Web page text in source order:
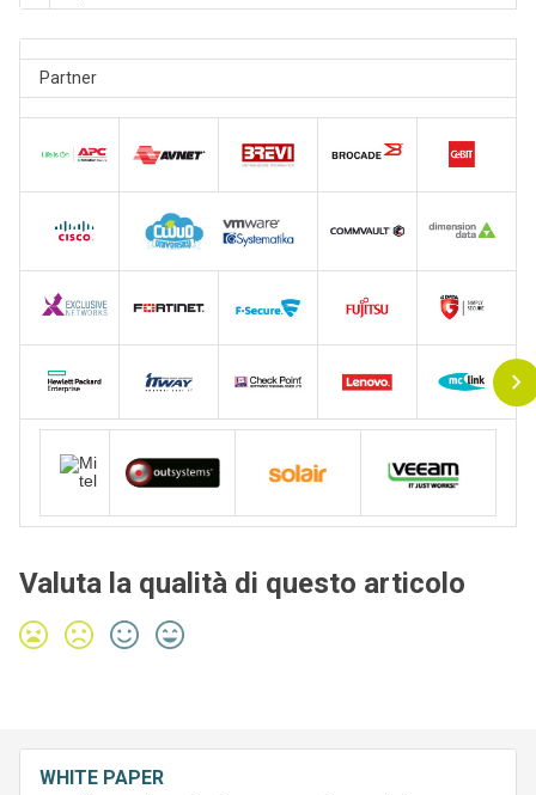
Partner
Valuta la qualità di questo articolo
WHITE PAPER